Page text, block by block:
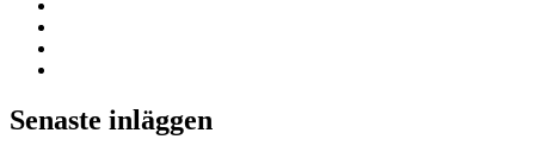
Senaste inläggen